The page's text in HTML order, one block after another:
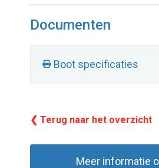
Documenten
Boot specificaties
❮ Terug naar het overzicht
Meer informatie